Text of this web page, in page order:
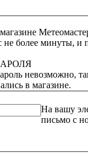
не более минуты,
невозможно,
в магазине.
На вашу
письмо с